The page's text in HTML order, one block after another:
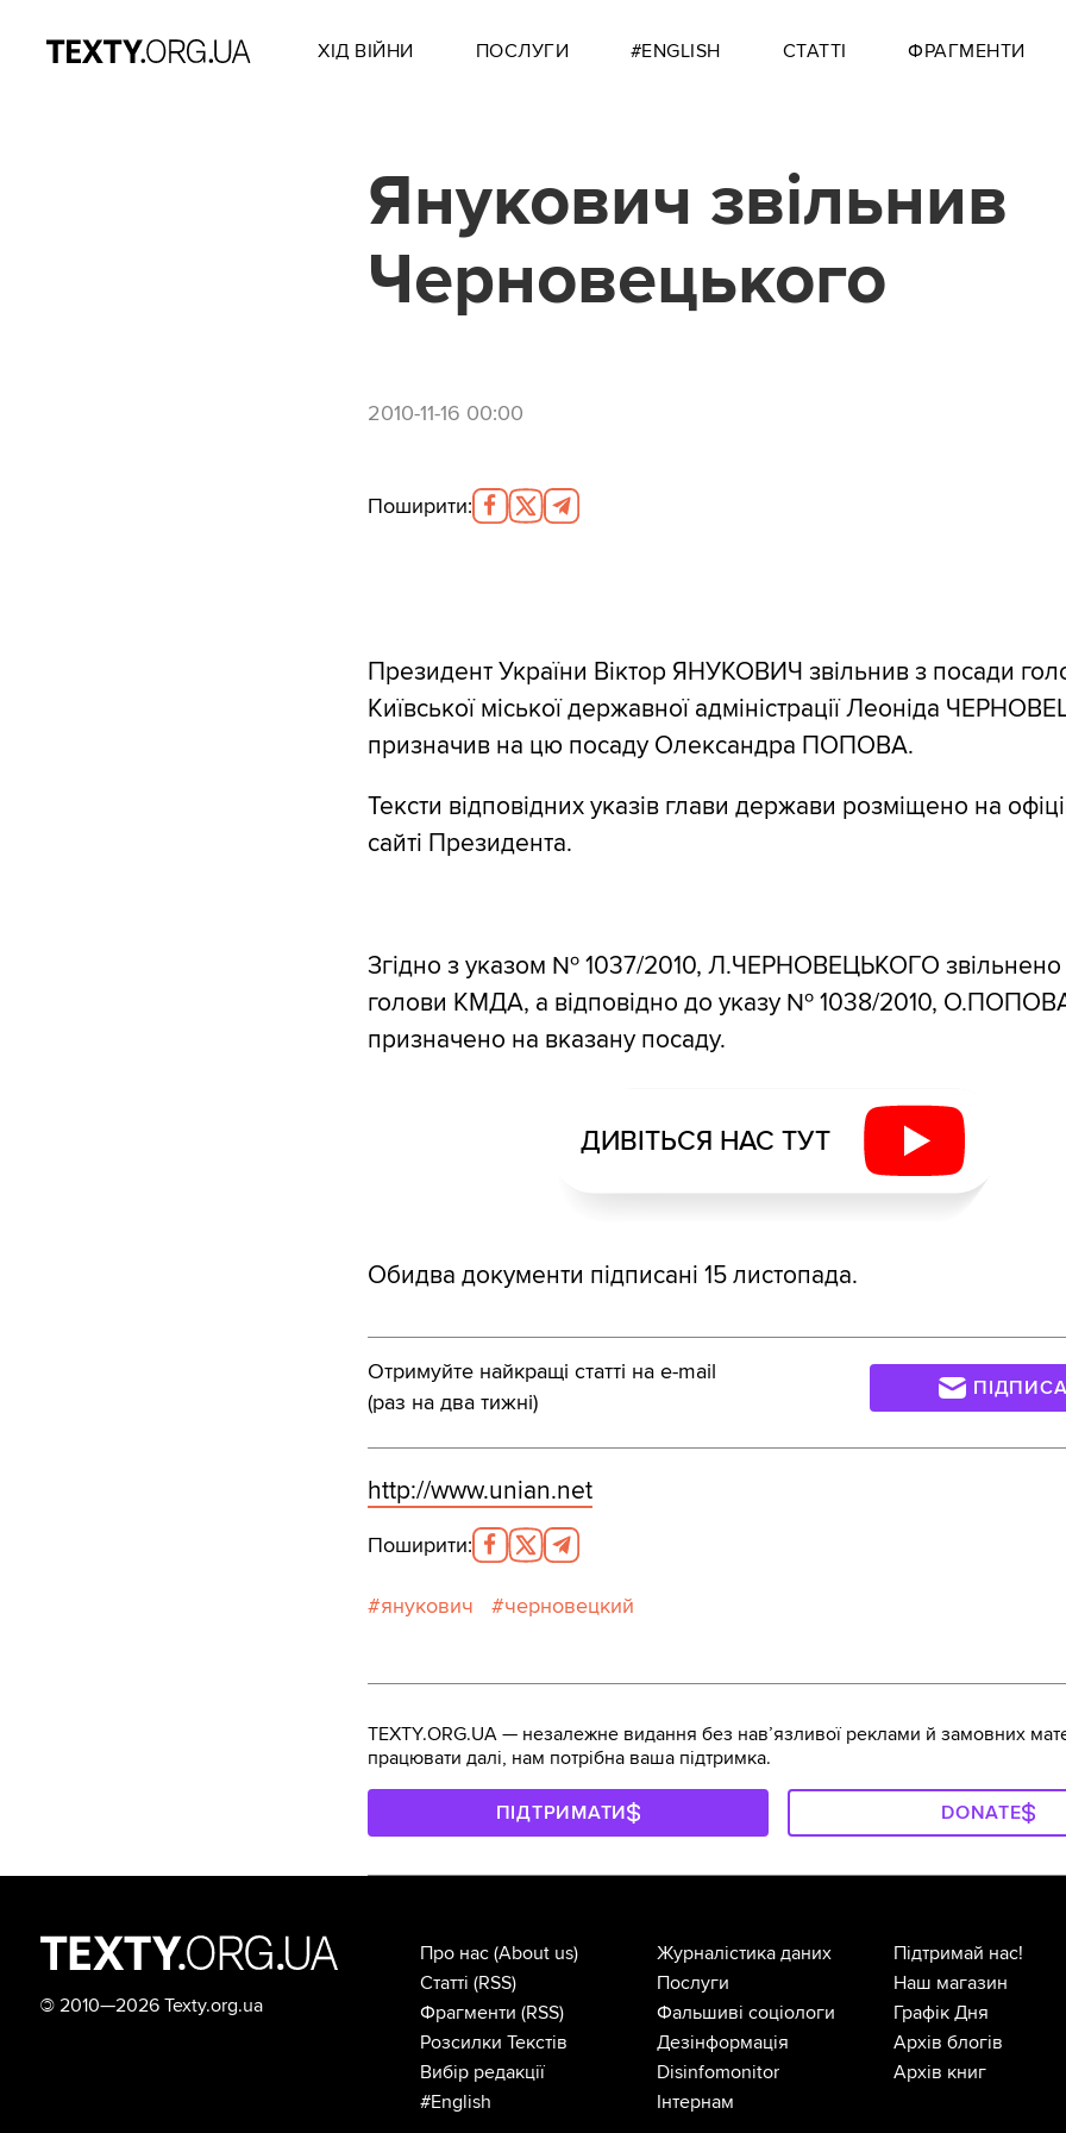
ХІД ВІЙНИ ПОСЛУГИ #ENGLISH СТАТТІ ФРАГМЕНТИ
Янукович звільнив
Черновецького
2010-11-16 00:00
Поширити:
Президент України Віктор ЯНУКОВИЧ звільнив з посади
Київської міської державної адміністрації Леоніда
призначив на цю посаду Олександра ПОПОВА.
Тексти відповідних указів глави держави розміщено на
сайті Президента.
Згідно з указом № 1037/2010, Л.ЧЕРНОВЕЦЬКОГО звільнено
голови КМДА, а відповідно до указу № 1038/2010,
призначено на вказану посаду.
ДИВІТЬСЯ НАС ТУТ
Обидва документи підписані 15 листопада.
Отримуйте найкращі статті на e-mail
(раз на два тижні)
http://www.unian.net
Поширити:
янукович черновецкий
TEXTY.ORG.UA — незалежне видання без навʼязливої реклами й замовних
працювати далі, нам потрібна ваша підтримка.
ПІДТРИМАТИ DONATE
© 2010—2026 Texty.org.ua
Про нас (About us)
Статті (RSS)
Фрагменти (RSS)
Розсилки Текстів
Вибір редакції
#English
Журналістика даних
Послуги
Фальшиві соціологи
Дезінформація
Disinfomonitor
Інтернам
Підтримай нас!
Наш магазин
Графік Дня
Архів блогів
Архів книг